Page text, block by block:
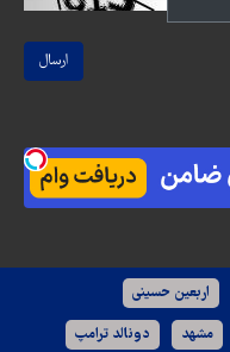
ارسال
اربعین حسینی
مشهد دونالد ترامپ